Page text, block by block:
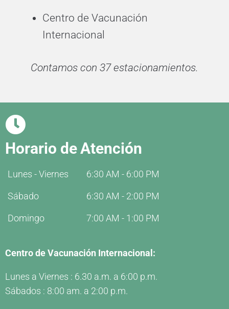
Centro de Vacunación
Internacional
Contamos con 37 estacionamientos.
Horario deAtención
Lunes - Viernes 6:30 AM - 6:00 PM
Sábado 6:30 AM - 2:00 PM
Domingo 7:00 AM - 1:00 PM
Centro de Vacunación Internacional:
Lunes a Viernes : 6.30 a.m. a 6:00 p.m.
Sábados : 8:00 am. a 2:00 p.m.